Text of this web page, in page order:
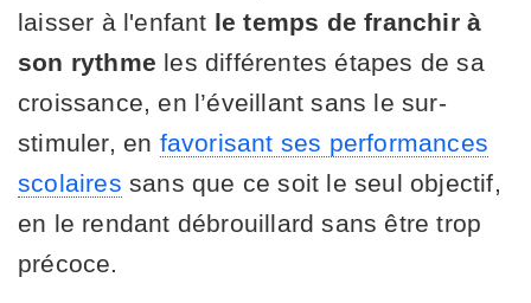
laisser à l'enfant le temps de franchir à
son rythme les différentes étapes de sa
croissance, en l’éveillant sans le sur-
stimuler, en favorisant ses performances
scolaires sans que ce soit le seul objectif,
en le rendant débrouillard sans être trop
précoce.